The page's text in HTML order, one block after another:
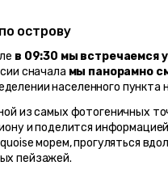
острову
в 09:30 мы встречаемся
сначала мы панорамно
населенного пункта
из самых фотогеничных
и поделится
морем, прогуляться
пейзажей.